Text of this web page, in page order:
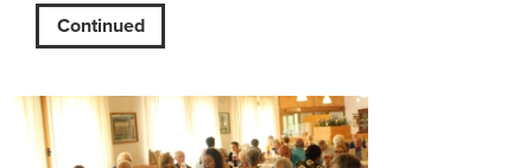
Continued